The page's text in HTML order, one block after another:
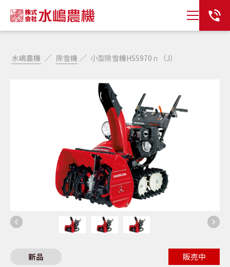
水嶋農機 ／ 除雪機 ／ 小型除雪機HSS970ｎ（J）
新品 販売中